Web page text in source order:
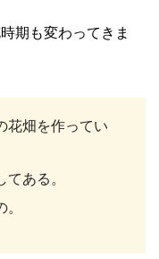
期も変わってきま
花畑を作ってい
ある。